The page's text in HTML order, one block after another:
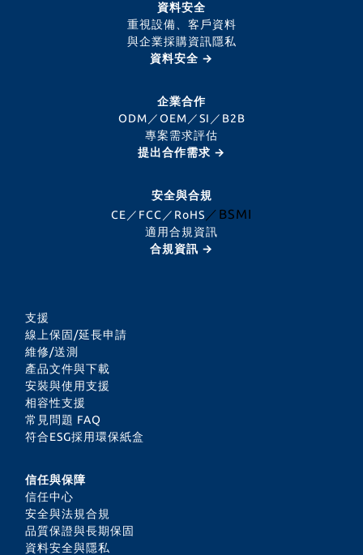
資料安全
重視設備、客戶資料
與企業採購資訊隱私
資料安全 →
企業合作
ODM／OEM／SI／B2B
專案需求評估
提出合作需求 →
安全與合規
CE／FCC／RoHS ／BSMI
適用合規資訊
合規資訊 →
支援
線上保固/延長申請
維修/送測
產品文件與下載
安裝與使用支援
相容性支援
常見問題 FAQ
符合ESG採用環保紙盒
信任與保障
信任中心
安全與法規合規
品質保證與長期保固
資料安全與隱私